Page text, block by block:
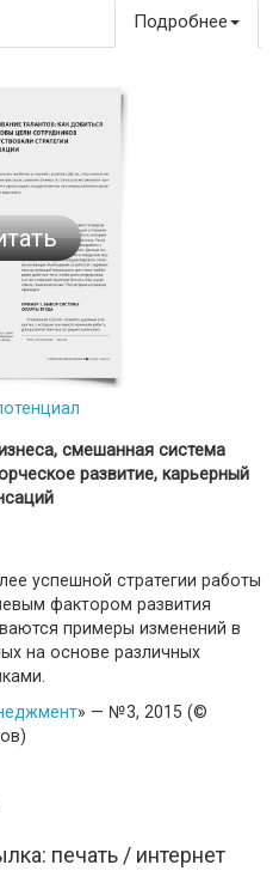
Подробнее
смешанная система
развитие, карьерный
успешной стратегии работы
фактором развития
примеры изменений в
на основе различных
» — №3, 2015 (©
печать / интернет